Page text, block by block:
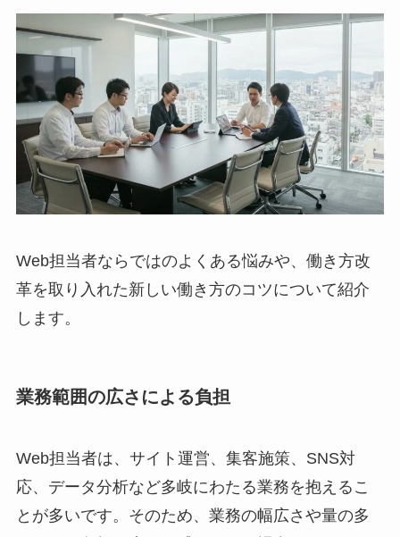
Web担当者ならではのよくある悩みや、働き方改
革を取り入れた新しい働き方のコツについて紹介
します。
業務範囲の広さによる負担
Web担当者は、サイト運営、集客施策、SNS対
応、データ分析など多岐にわたる業務を抱えるこ
とが多いです。そのため、業務の幅広さや量の多